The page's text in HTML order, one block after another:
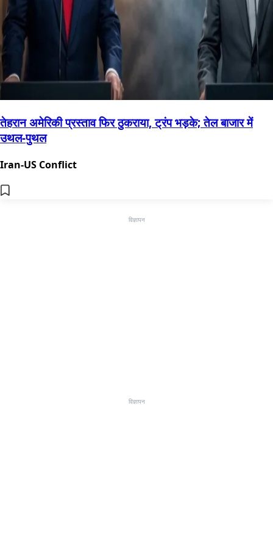
तेहरान अमेरिकी प्रस्ताव फिर ठुकराया, ट्रंप भड़के; तेल बाजार में
उथल-पुथल
Iran-US Conflict
विज्ञापन
विज्ञापन